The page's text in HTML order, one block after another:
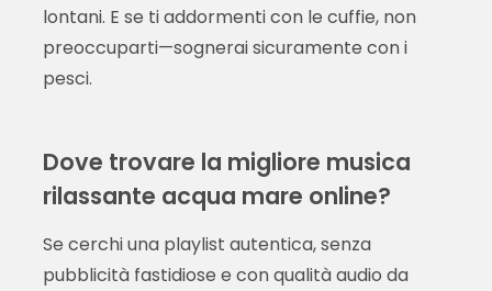
lontani. E se ti addormenti con le cuffie, non
preoccuparti—sognerai sicuramente con i
pesci.
Dove trovare la migliore musica
rilassante acqua mare online?
Se cerchi una playlist autentica, senza
pubblicità fastidiose e con qualità audio da